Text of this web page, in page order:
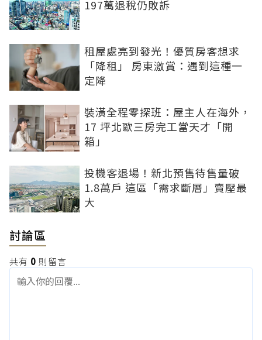
197萬退稅仍敗訴
租屋處亮到發光！優質房客想求
「降租」 房東激賞：遇到這種一
定降
裝潢全程零探班：屋主人在海外，
17 坪北歐三房完工當天才「開
箱」
投機客退場！新北預售待售量破
1.8萬戶 這區「需求斷層」賣壓最
大
討論區
共有 0 則留言